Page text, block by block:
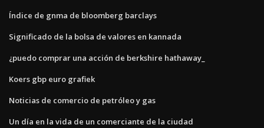
Índice de gnma de bloomberg barclays
Significado de la bolsa de valores en kannada
¿puedo comprar una acción de berkshire hathaway_
Koers gbp euro grafiek
Noticias de comercio de petróleo y gas
Un día en la vida de un comerciante de la ciudad